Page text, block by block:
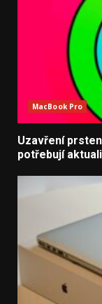
MacBook Pro
Uzavření
potřebují